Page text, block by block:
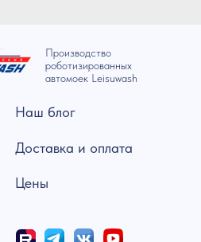
Цены
Доставка и оплата
Наш блог
Производство
роботизированных
автомоек Leisuwash